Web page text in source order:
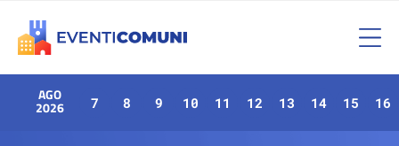
AGO
2026 7 8 9 10 11 12 13 14 15 16